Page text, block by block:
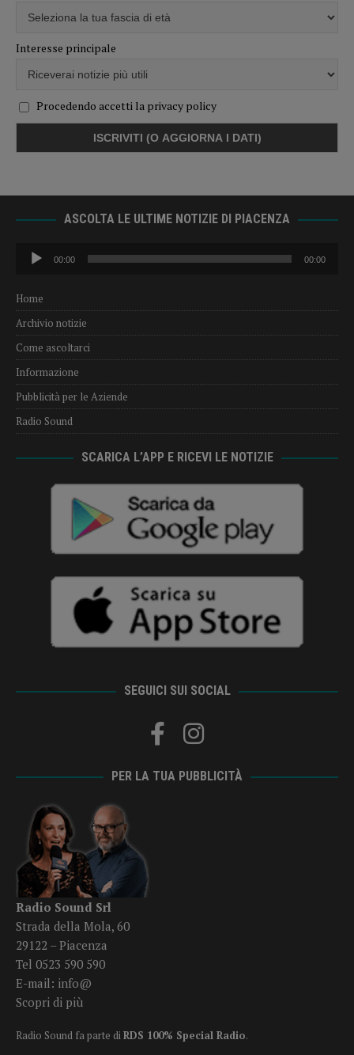
Interesse principale
Procedendo accetti la privacy policy
ASCOLTA LE ULTIME NOTIZIE DI PIACENZA
Audio
Player
00:00 00:00
Home
Archivio notizie
Come ascoltarci
Informazione
Pubblicità per le Aziende
Radio Sound
SCARICA L’APP E RICEVI LE NOTIZIE
SEGUICI SUI SOCIAL
PER LA TUA PUBBLICITÀ
Radio Sound Srl
Strada della Mola, 60
29122 – Piacenza
Tel 0523 590 590
E-mail: info@
Scopri di più
Radio Sound fa parte diRDS 100% Special Radio.